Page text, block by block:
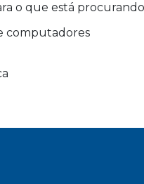
o que está
computadores